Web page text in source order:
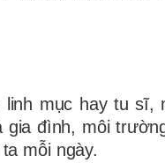
mục hay tu
đình, môi
mỗi ngày.